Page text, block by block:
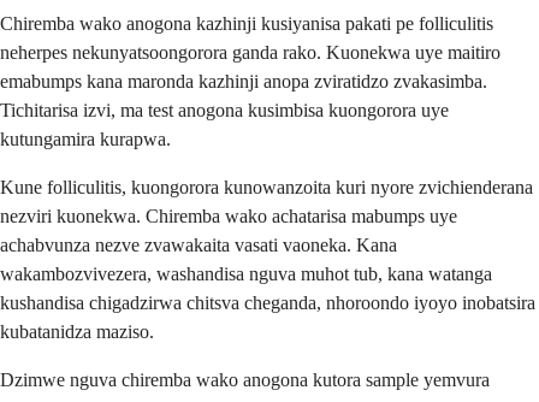
Chiremba wako anogona kazhinji kusiyanisa pakati pe folliculitis
neherpes nekunyatsoongorora ganda rako. Kuonekwa uye maitiro
emabumps kana maronda kazhinji anopa zviratidzo zvakasimba.
Tichitarisa izvi, ma test anogona kusimbisa kuongorora uye
kutungamira kurapwa.
Kune folliculitis, kuongorora kunowanzoita kuri nyore zvichienderana
nezviri kuonekwa. Chiremba wako achatarisa mabumps uye
achabvunza nezve zvawakaita vasati vaoneka. Kana
wakambozvivezera, washandisa nguva muhot tub, kana watanga
kushandisa chigadzirwa chitsva cheganda, nhoroondo iyoyo inobatsira
kubatanidza maziso.
Dzimwe nguva chiremba wako anogona kutora sample yemvura